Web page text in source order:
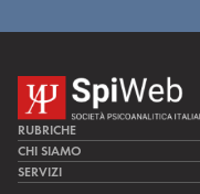
RUBRICHE
LA CURA
LA RICERCA
CHI SIAMO
LA SPI
SERVIZI